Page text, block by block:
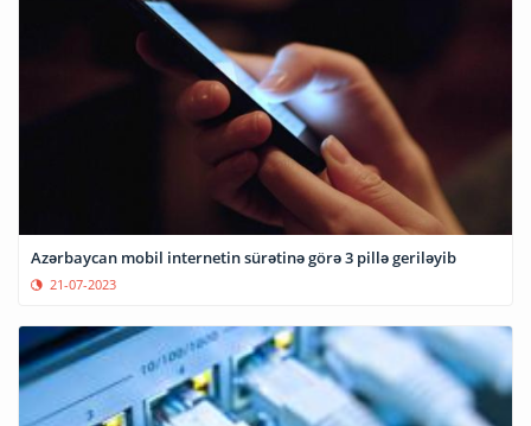
Azərbaycan mobil internetin sürətinə görə 3 pillə geriləyib
21-07-2023